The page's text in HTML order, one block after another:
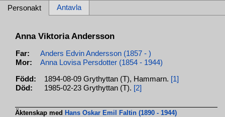
Personakt Antavla
Anna Viktoria Andersson
Far:
Anders Edvin Andersson (1857 - )
Mor:
Anna Lovisa Persdotter (1854 - 1944)
Född: 1894-08-09 Grythyttan (T), Hammarn. [1]
Död:
1985-02-23 Grythyttan (T). [2]
Äktenskap med Hans Oskar Emil Faltin (1890 - 1944)